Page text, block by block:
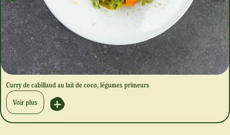
Curry de cabillaud au lait de coco, légumes primeurs
Voir plus